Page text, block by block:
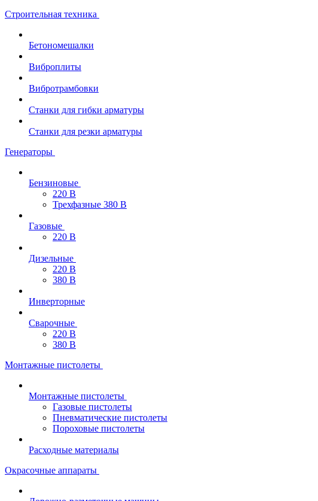
Строительная техника
Бетономешалки
Виброплиты
Вибротрамбовки
Станки для гибки арматуры
Станки для резки арматуры
Генераторы
Бензиновые
220 В
Трехфазные 380 В
Газовые
220 В
Дизельные
220 В
380 В
Инверторные
Сварочные
220 В
380 В
Монтажные пистолеты
Монтажные пистолеты
Газовые пистолеты
Пневматические пистолеты
Пороховые пистолеты
Расходные материалы
Окрасочные аппараты